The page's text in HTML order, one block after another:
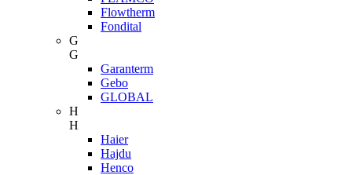
Flowtherm
Fondital
G
G
Garanterm
Gebo
GLOBAL
H
H
Haier
Hajdu
Henco